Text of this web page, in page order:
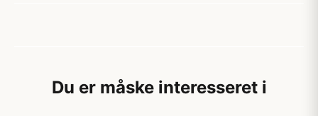
Du er måske interesseret i